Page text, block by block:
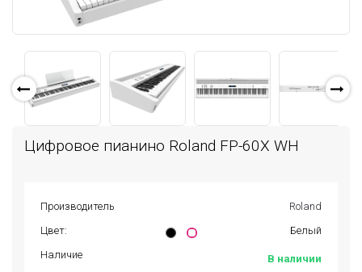
Цифровое пианино Roland FP-60X WH
Производитель
Roland
Цвет:
Белый
Наличие
В наличии